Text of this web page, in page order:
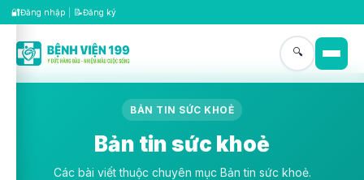
🔐Đăng nhập 📝Đăng ký
🔍
BẢN TIN SỨC KHOẺ
Bản tin sức khoẻ
Các bài viết thuộc chuyên mục Bản tin sức khoẻ.